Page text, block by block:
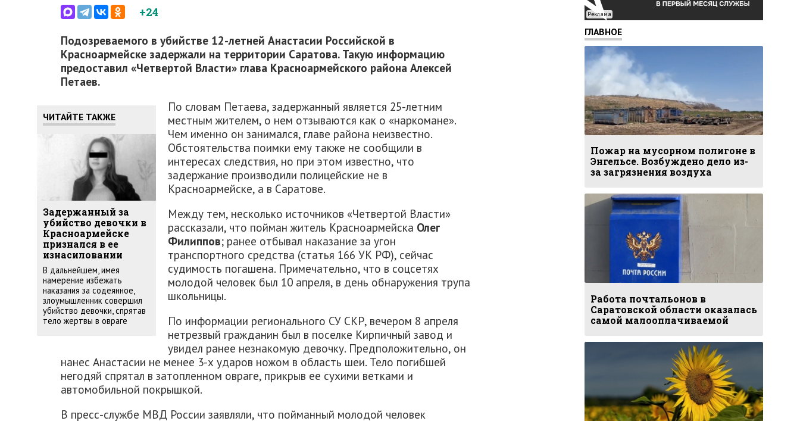
+24
Подозреваемого в убийстве 12-летней Анастасии Российской в
Красноармейске задержали на территории Саратова. Такую информацию
предоставил «Четвертой Власти» глава Красноармейского района Алексей
Петаев.
ЧИТАЙТЕ ТАКЖЕ
Задержанный за
убийство девочки в
Красноармейске
признался в ее
изнасиловании
В дальнейшем, имея
намерение избежать
наказания за содеянное,
злоумышленник совершил
убийство девочки, спрятав
тело жертвы в овраге
По словам Петаева, задержанный является 25-летним
местным жителем, о нем отзываются как о «наркомане».
Чем именно он занимался, главе района неизвестно.
Обстоятельства поимки ему также не сообщили в
интересах следствия, но при этом известно, что
задержание производили полицейские не в
Красноармейске, а в Саратове.
Между тем, несколько источников «Четвертой Власти»
рассказали, что пойман житель Красноармейска Олег
Филиппов; ранее отбывал наказание за угон
транспортного средства (статья 166 УК РФ), сейчас
судимость погашена. Примечательно, что в соцсетях
молодой человек был 10 апреля, в день обнаружения трупа
школьницы.
По информации регионального СУ СКР, вечером 8 апреля
нетрезвый гражданин был в поселке Кирпичный завод и
увидел ранее незнакомую девочку. Предположительно, он
нанес Анастасии не менее 3-х ударов ножом в область шеи. Тело погибшей
негодяй спрятал в затопленном овраге, прикрыв ее сухими ветками и
автомобильной покрышкой.
В пресс-службе МВД России заявляли, что пойманный молодой человек
Реклама
ГЛАВНОЕ
Пожар на мусорном полигоне в
Энгельсе. Возбуждено дело из-
за загрязнения воздуха
Работа почтальонов в
Саратовской области оказалась
самой малооплачиваемой